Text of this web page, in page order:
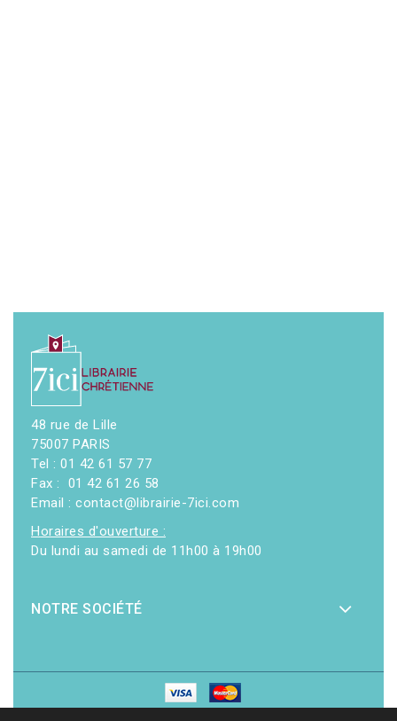
48 rue de Lille
75007 PARIS
Tel : 01 42 61 57 77
Fax : 01 42 61 26 58
Email : contact@librairie-7ici.com
Horaires d'ouverture :
Du lundi au samedi de 11h00 à 19h00
NOTRE SOCIÉTÉ